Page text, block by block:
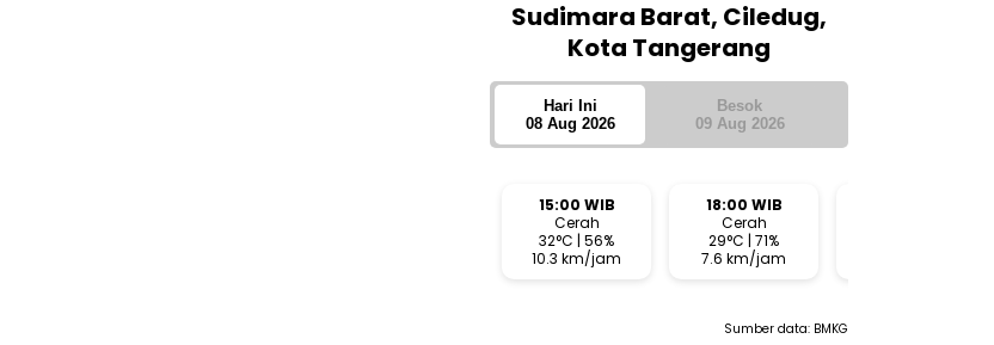
Sudimara Barat, Ciledug,
Kota Tangerang
Hari Ini
08 Aug 2026
Besok
09 Aug 2026
15:00 WIB
Cerah
32°C | 56%
10.3 km/jam
18:00 WIB
Cerah
29°C | 71%
7.6 km/jam
Sumber data: BMKG